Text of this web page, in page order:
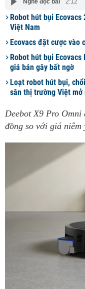
Robot hút bụi
Việt Nam
Ecovacs đặt cược vào
Robot hút bụi
giá bán gây bất ngờ
Loạt robot hút bụi,
sân thị trường Việt mở
Deebot X9 Pro
đồng so với giá niêm